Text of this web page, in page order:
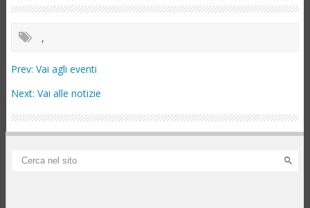
,
Prev: Vai agli eventi
Next: Vai alle notizie